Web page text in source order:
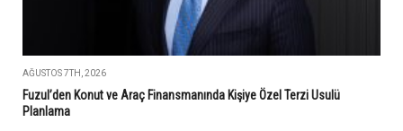
AĞUSTOS 7TH, 2026
Fuzul’den Konut ve Araç Finansmanında Kişiye Özel Terzi Usulü
Planlama